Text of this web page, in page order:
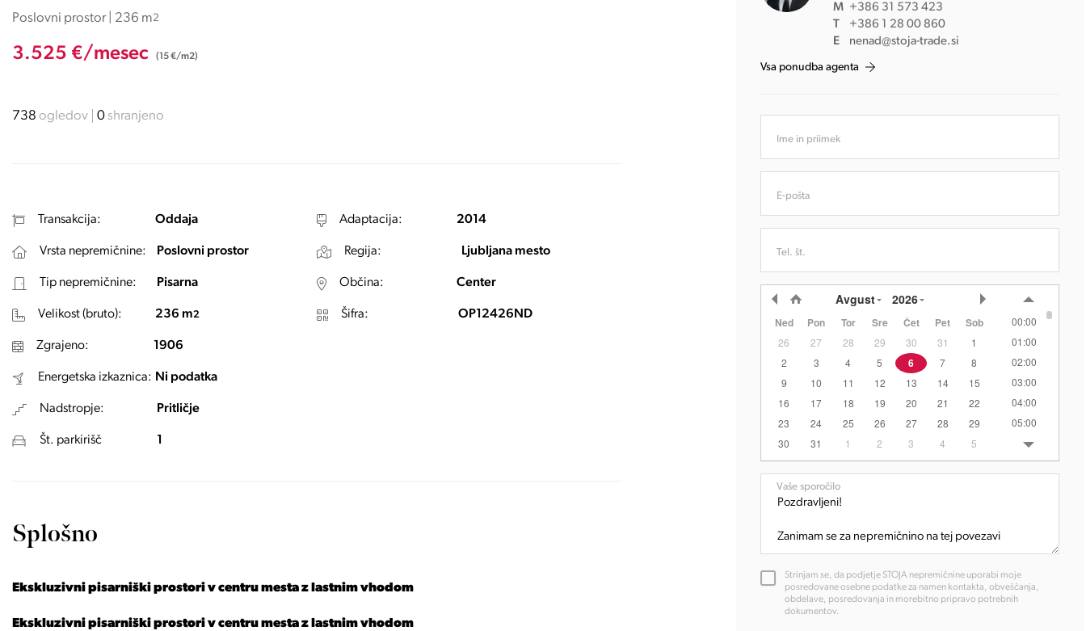
Poslovni prostor | 236 m2
3.525 €/mesec (15 €/m2)
738 ogledov 0shranjeno
M +386 31 573 423
T
+386 1 28 00 860
E
nenad@stoja-trade.si
Vsa ponudba agenta
Ime in priimek
E-pošta
Tel. št.
Avgust 2026
Ned Pon Tor Sre Čet Pet Sob
26 27 28 29 30 31
1
2
3 4 5 6 7
8
9
10 11 12 13 14
15
16
17 18 19 20 21
22
23
24 25 26 27 28
29
30
31 1 2 3 4 5
00:00
01:00
02:00
03:00
04:00
05:00
06:00
07:00
13:00
14:00
Vaše sporočilo
Strinjam se, da podjetje STOJA nepremičnine uporabi moje
posredovane osebne podatke za namen kontakta, obveščanja,
obdelave, posredovanja in morebitno pripravo potrebnih
dokumentov.
Transakcija: Oddaja
Vrsta nepremičnine: Poslovni prostor
Tip nepremičnine: Pisarna
Velikost (bruto): 236 m2
Zgrajeno: 1906
Energetska izkaznica: Ni podatka
Nadstropje: Pritličje
Št. parkirišč 1
Adaptacija: 2014
Regija: Ljubljana mesto
Občina: Center
Šifra: OP12426ND
Splošno
Ekskluzivni pisarniški prostori v centru mesta z lastnim vhodom
Ekskluzivni pisarniški prostori v centru mesta z lastnim vhodom